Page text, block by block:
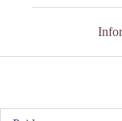
Domaine
Rouges